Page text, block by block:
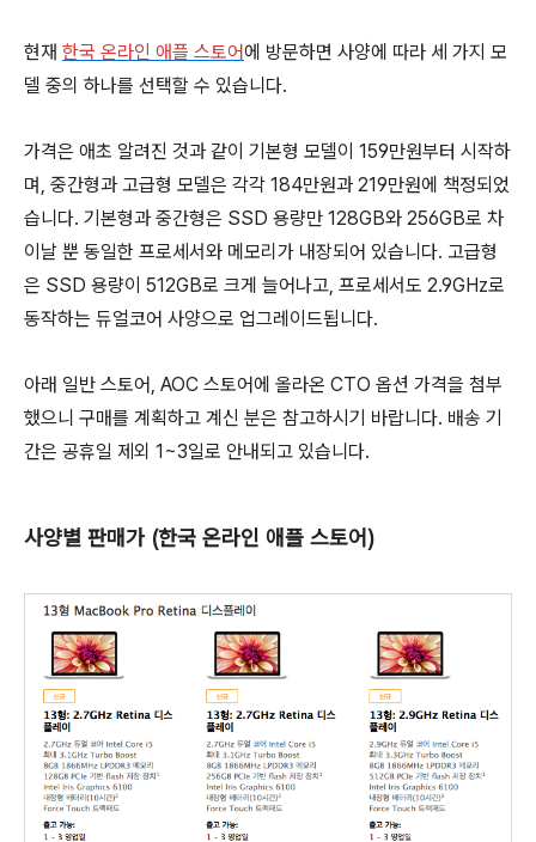
현재 한국 온라인 애플 스토어에 방문하면 사양에 따라 세 가지 모
델 중의 하나를 선택할 수 있습니다.
가격은 애초 알려진 것과 같이 기본형 모델이 159만원부터 시작하
며, 중간형과 고급형 모델은 각각 184만원과 219만원에 책정되었
습니다. 기본형과 중간형은 SSD 용량만 128GB와 256GB로 차
이날 뿐 동일한 프로세서와 메모리가 내장되어 있습니다. 고급형
은 SSD 용량이 512GB로 크게 늘어나고, 프로세서도 2.9GHz로
동작하는 듀얼코어 사양으로 업그레이드됩니다.
아래 일반 스토어, AOC 스토어에 올라온 CTO 옵션 가격을 첨부
했으니 구매를 계획하고 계신 분은 참고하시기 바랍니다. 배송 기
간은 공휴일 제외 1~3일로 안내되고 있습니다.
사양별 판매가 (한국 온라인 애플 스토어)